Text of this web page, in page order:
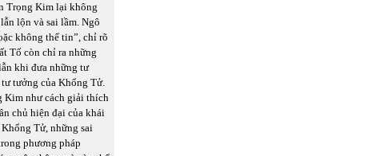
Trọng Kim lại không
lộn và sai lầm. Ngô
không thể tin”, chỉ rõ
Tố còn chỉ ra những
khi đưa những tư
tưởng của Khổng Tử.
Kim như cách giải thích
chủ hiện đại của khái
Tử, những sai
phương pháp